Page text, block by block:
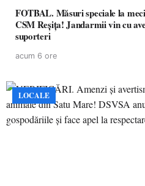
FOTBAL. Măsuri speciale la
CSM Reșița! Jandarmii vin cu
suporteri
acum 6 ore
LOCALE